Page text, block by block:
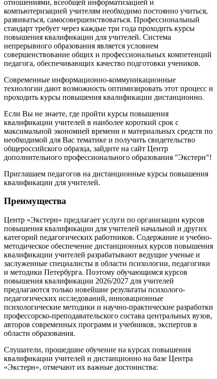
отношениями, всеобщей информатизацией и
компьютеризацией учителям необходимо постоянно учиться,
развиваться, самосовершенствоваться. Профессиональный
стандарт требует через каждые три года проходить курсы
повышения квалификации для учителей. Система
непрерывного образования является условием
совершенствование общих и профессиональных компетенций
педагога, обеспечивающих качество подготовки учеников.
Современные информационно-коммуникационные
технологии дают возможность оптимизировать этот процесс и
проходить курсы повышения квалификации дистанционно.
Если Вы не знаете, где пройти курсы повышения
квалификации учителей в наиболее короткий срок с
максимальной экономией времени и материальных средств по
необходимой для Вас тематике и получить свидетельство
общероссийского образца, зайдите на сайт Центр
дополнительного профессионального образования "Экстерн"!
Приглашаем педагогов на дистанционные курсы повышения
квалификации для учителей.
Преимущества
Центр «Экстерн» предлагает услуги по организации курсов
повышения квалификации для учителей начальной и других
категорий педагогических работников. Содержание и учебно-
методическое обеспечение дистанционных курсов повышения
квалификации учителей разрабатывают ведущие ученые и
заслуженные специалисты в области психологии, педагогики
и методики Петербурга. Поэтому обучающимся курсов
повышения квалификации 2026/2027 для учителей
предлагаются только новейшие результаты психолого-
педагогических исследований, инновационные
психологические методики и научно-практические разработки
профессорско-преподавательского состава центральных вузов,
авторов современных программ и учебников, экспертов в
области образования.
Слушатели, прошедшие обучение на курсах повышения
квалификации учителей и дистанционно на базе Центра
«Экстерн», отмечают их важные достоинства: